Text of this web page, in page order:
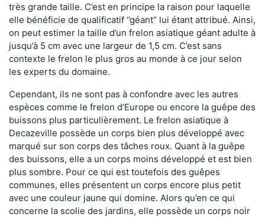
très grande taille. C’est en principe la raison pour laquelle
elle bénéficie de qualificatif ‘’géant’’ lui étant attribué. Ainsi,
on peut estimer la taille d’un frelon asiatique géant adulte à
jusqu’à 5 cm avec une largeur de 1,5 cm. C’est sans
contexte le frelon le plus gros au monde à ce jour selon
les experts du domaine.
Cependant, ils ne sont pas à confondre avec les autres
espèces comme le frelon d’Europe ou encore la guêpe des
buissons plus particulièrement. Le frelon asiatique à
Decazeville possède un corps bien plus développé avec
marqué sur son corps des tâches roux. Quant à la guêpe
des buissons, elle a un corps moins développé et est bien
plus sombre. Pour ce qui est toutefois des guêpes
communes, elles présentent un corps encore plus petit
avec une couleur jaune qui domine. Alors qu’en ce qui
concerne la scolie des jardins, elle possède un corps noir